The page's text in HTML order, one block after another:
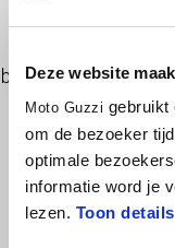
Deze website
Moto Guzzi gebruikt
om de bezoeker
optimale
informatie word je
lezen. Toon details
black debossed Moto
(diameter 35mm) in